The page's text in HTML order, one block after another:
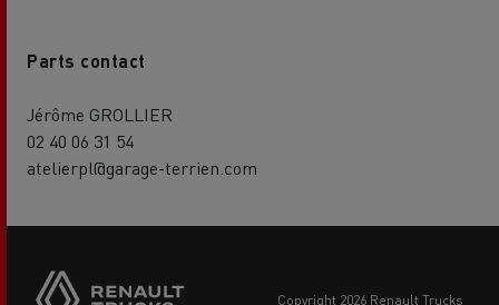
Parts contact
Jérôme GROLLIER
02 40 06 31 54
atelierpl@garage-terrien.com
copyright 2026 Renault Trucks